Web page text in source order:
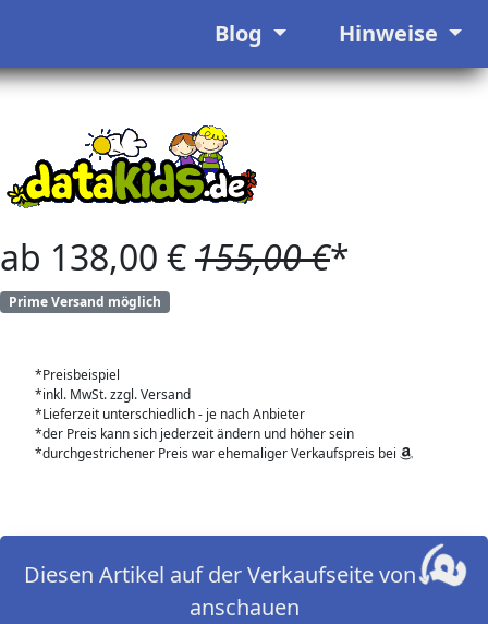
Blog Hinweise
ab 138,00 €155,00 €*
Prime Versand möglich
*Preisbeispiel
*inkl. MwSt. zzgl. Versand
*Lieferzeit unterschiedlich - je nach Anbieter
*der Preis kann sich jederzeit ändern und höher sein
*durchgestrichener Preis war ehemaliger Verkaufspreis bei
Diesen Artikel auf der Verkaufseite von
anschauen